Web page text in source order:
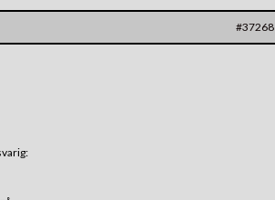
#37268